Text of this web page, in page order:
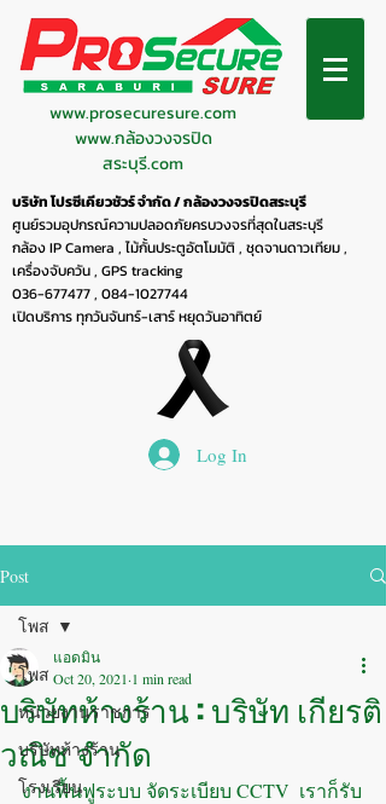
www.prosecuresure.com
www.กล้องวงจรปิด
สระบุรี.com
บริษัท โปรซีเคียวชัวร์ จำกัด / กล้องวงจรปิดสระบุรี
ศูนย์รวมอุปกรณ์ความปลอดภัยครบวงจรที่สุดในสระบุรี
กล้อง IP Camera , ไม้กั้นประตูอัตโมมัติ , ชุดจานดาวเทียม ,
เครื่องจับควัน , GPS tracking
036-677477, 084-1027744
เปิดบริการ ทุกวันจันทร์-เสาร์ หยุดวันอาทิตย์
Log In
Post
โพส
หน่วยงานราชการ
บริษัทห้างร้าน
โรงเรียน
โพส
บริษัทห้างร้าน : บริษัท เกียรติ
วณิช จำกัด
แอดมิน
Oct 20, 2021 1 min read
งานฟื้นฟูระบบ จัดระเบียบ CCTV  เราก็รับ